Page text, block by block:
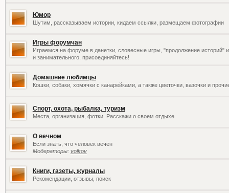
Юмор
Шутим, рассказываем истории, кидаем ссылки, размещаем фотографии
Игры форумчан
Играемся на форуме в данетки, словесные игры, "продолжение историй"
и занимательного, присоединяйтесь!
Домашние любимцы
Кошки, собаки, хомячки с канарейками, а также цветочки, вазочки и
Спорт, охота, рыбалка, туризм
Места, организация, фотки. Расскажи о своем отдыхе
О вечном
Если знать, что человек вечен
Модераторы: volkov
Книги, газеты, журналы
Рекомендации, отзывы, поиск